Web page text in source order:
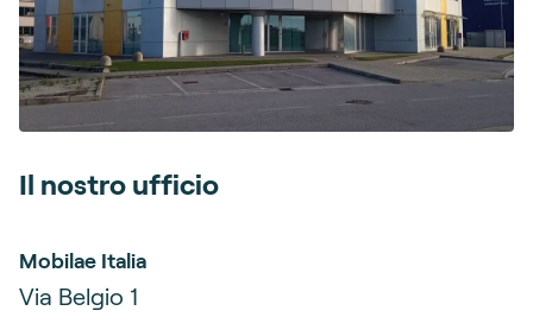
Il nostro ufficio
Mobilae Italia
Via Belgio 1